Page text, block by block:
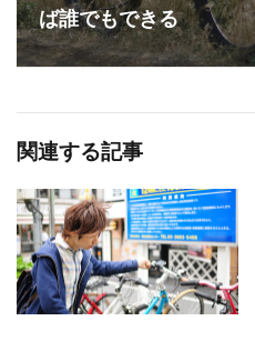
ば誰でもできる
関連する記事